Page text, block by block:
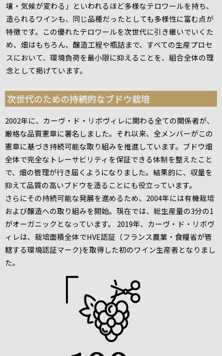
壌・気候が変わる」といわれるほど多様なテロワールを持ち、
造られるワインも、同じ品種だったとしても多様性に富む点が
特徴です。この優れたテロワールを次世代に引き継いでいくた
め、畑はもちろん、醸造工程や瓶詰まで、すべての生産プロセ
スにおいて、環境負荷を最小限に抑えることを、組合全体の理
念として掲げています。
次世代のための持続的なブドウ栽培
2002年に、カーヴ・ド・リボヴィレに関わる全ての関係者が、
厳格な品質憲章に署名しました。それ以来、全メンバーがこの
憲章に基づき持続可能な取り組みを推進しています。ブドウ畑
全体で完全なトレーサビリティを保証できる体制を整えたこと
で、畑の管理が行き届くようになりました。結果的に、収量を
抑えて品質の高いブドウを造ることにも役立っています。
さらにその持続可能な発展を進めるため、2004年には有機栽培
および醸造への取り組みを開始。現在では、総生産量の3分の1
がオーガニックとなっています。 2019年、カーヴ・ド・リボヴ
ィレは、栽培面積全体でHVE認証（フランス農業・食糧省が管
轄する環境認証マーク)を取得した初のワイン生産者となりまし
た。